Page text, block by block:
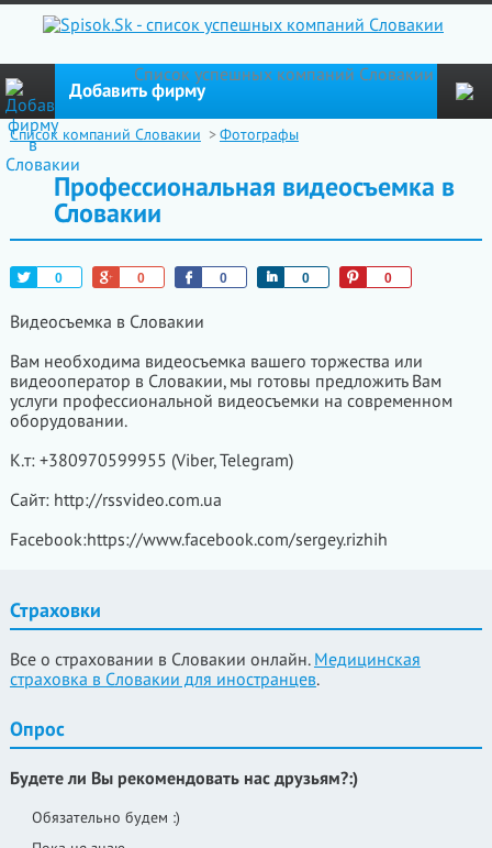
Cписок успешных компаний Словакии
Добавить фирму
Список компаний Словакии >Фотографы
Профессиональная видеосъемка в
Словакии
0
Tweet 0 0
Like 0
Share 0
Pin
Видеосъемка в Словакии
Вам необходима видеосъемка вашего торжества или
видеооператор в Словакии, мы готовы предложить Вам
услуги профессиональной видеосъемки на современном
оборудовании.
К.т: +380970599955 (Viber, Telegram)
Сайт: http://rssvideo.com.ua
Facebook:https://www.facebook.com/sergey.rizhih
Страховки
Все о страховании в Словакии онлайн. Медицинская
страховка в Словакии для иностранцев.
Опрос
Будете ли Вы рекомендовать нас друзьям?:)
Обязательно будем :)